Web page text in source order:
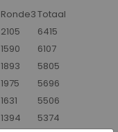
Ronde3Totaal
2105
6415
1590
6107
1893
5805
1975
5696
1631
5506
1394
5374